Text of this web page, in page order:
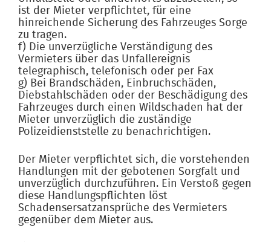
ist der Mieter verpflichtet, für eine
hinreichende Sicherung des Fahrzeuges Sorge
zu tragen.
f) Die unverzügliche Verständigung des
Vermieters über das Unfallereignis
telegraphisch, telefonisch oder per Fax
g) Bei Brandschäden, Einbruchschäden,
Diebstahlschäden oder der Beschädigung des
Fahrzeuges durch einen Wildschaden hat der
Mieter unverzüglich die zuständige
Polizeidienststelle zu benachrichtigen.
Der Mieter verpflichtet sich, die vorstehenden
Handlungen mit der gebotenen Sorgfalt und
unverzüglich durchzuführen. Ein Verstoß gegen
diese Handlungspflichten löst
Schadensersatzansprüche des Vermieters
gegenüber dem Mieter aus.